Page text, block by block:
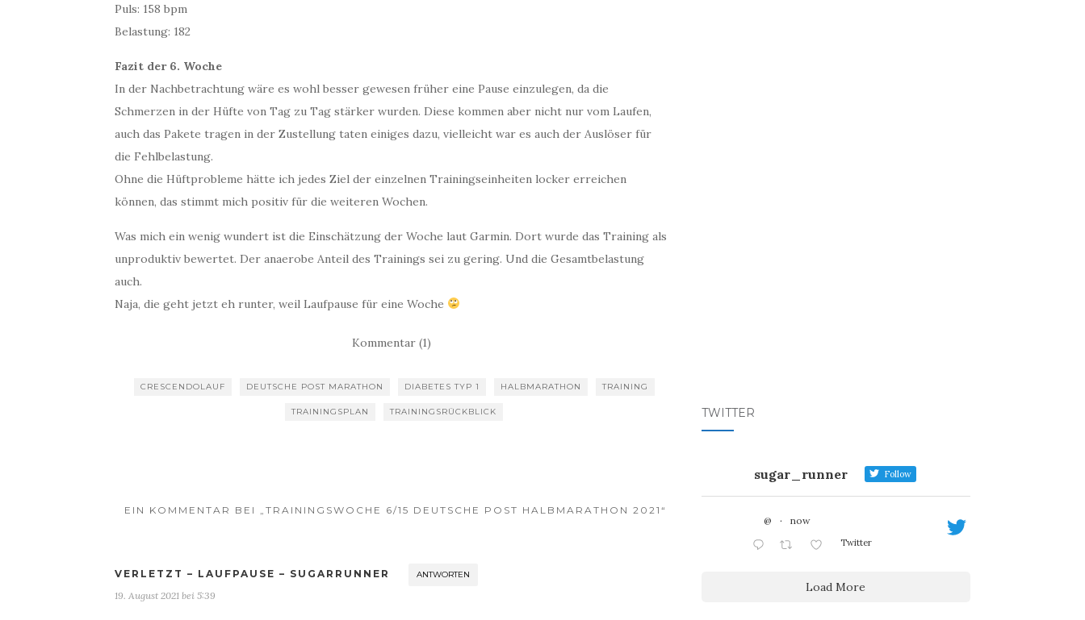
Puls: 158 bpm
Belastung: 182
Fazit der 6. Woche
In der Nachbetrachtung wäre es wohl besser gewesen früher eine Pause einzulegen, da die
Schmerzen in der Hüfte von Tag zu Tag stärker wurden. Diese kommen aber nicht nur vom Laufen,
auch das Pakete tragen in der Zustellung taten einiges dazu, vielleicht war es auch der Auslöser für
die Fehlbelastung.
Ohne die Hüftprobleme hätte ich jedes Ziel der einzelnen Trainingseinheiten locker erreichen
können, das stimmt mich positiv für die weiteren Wochen.
Was mich ein wenig wundert ist die Einschätzung der Woche laut Garmin. Dort wurde das Training als
unproduktiv bewertet. Der anaerobe Anteil des Trainings sei zu gering. Und die Gesamtbelastung
auch.
Naja, die geht jetzt eh runter, weil Laufpause für eine Woche
Kommentar (1)
CRESCENDOLAUF DEUTSCHE POST MARATHON DIABETES TYP 1 HALBMARATHON TRAINING
TRAININGSPLAN TRAININGSRÜCKBLICK
EIN KOMMENTAR BEI „TRAININGSWOCHE 6/15 DEUTSCHE POST HALBMARATHON 2021“
VERLETZT – LAUFPAUSE – SUGARRUNNER ANTWORTEN
19. August 2021 bei 5:39
TWITTER
sugar_runner Follow
@ · now
Twitter
Load More